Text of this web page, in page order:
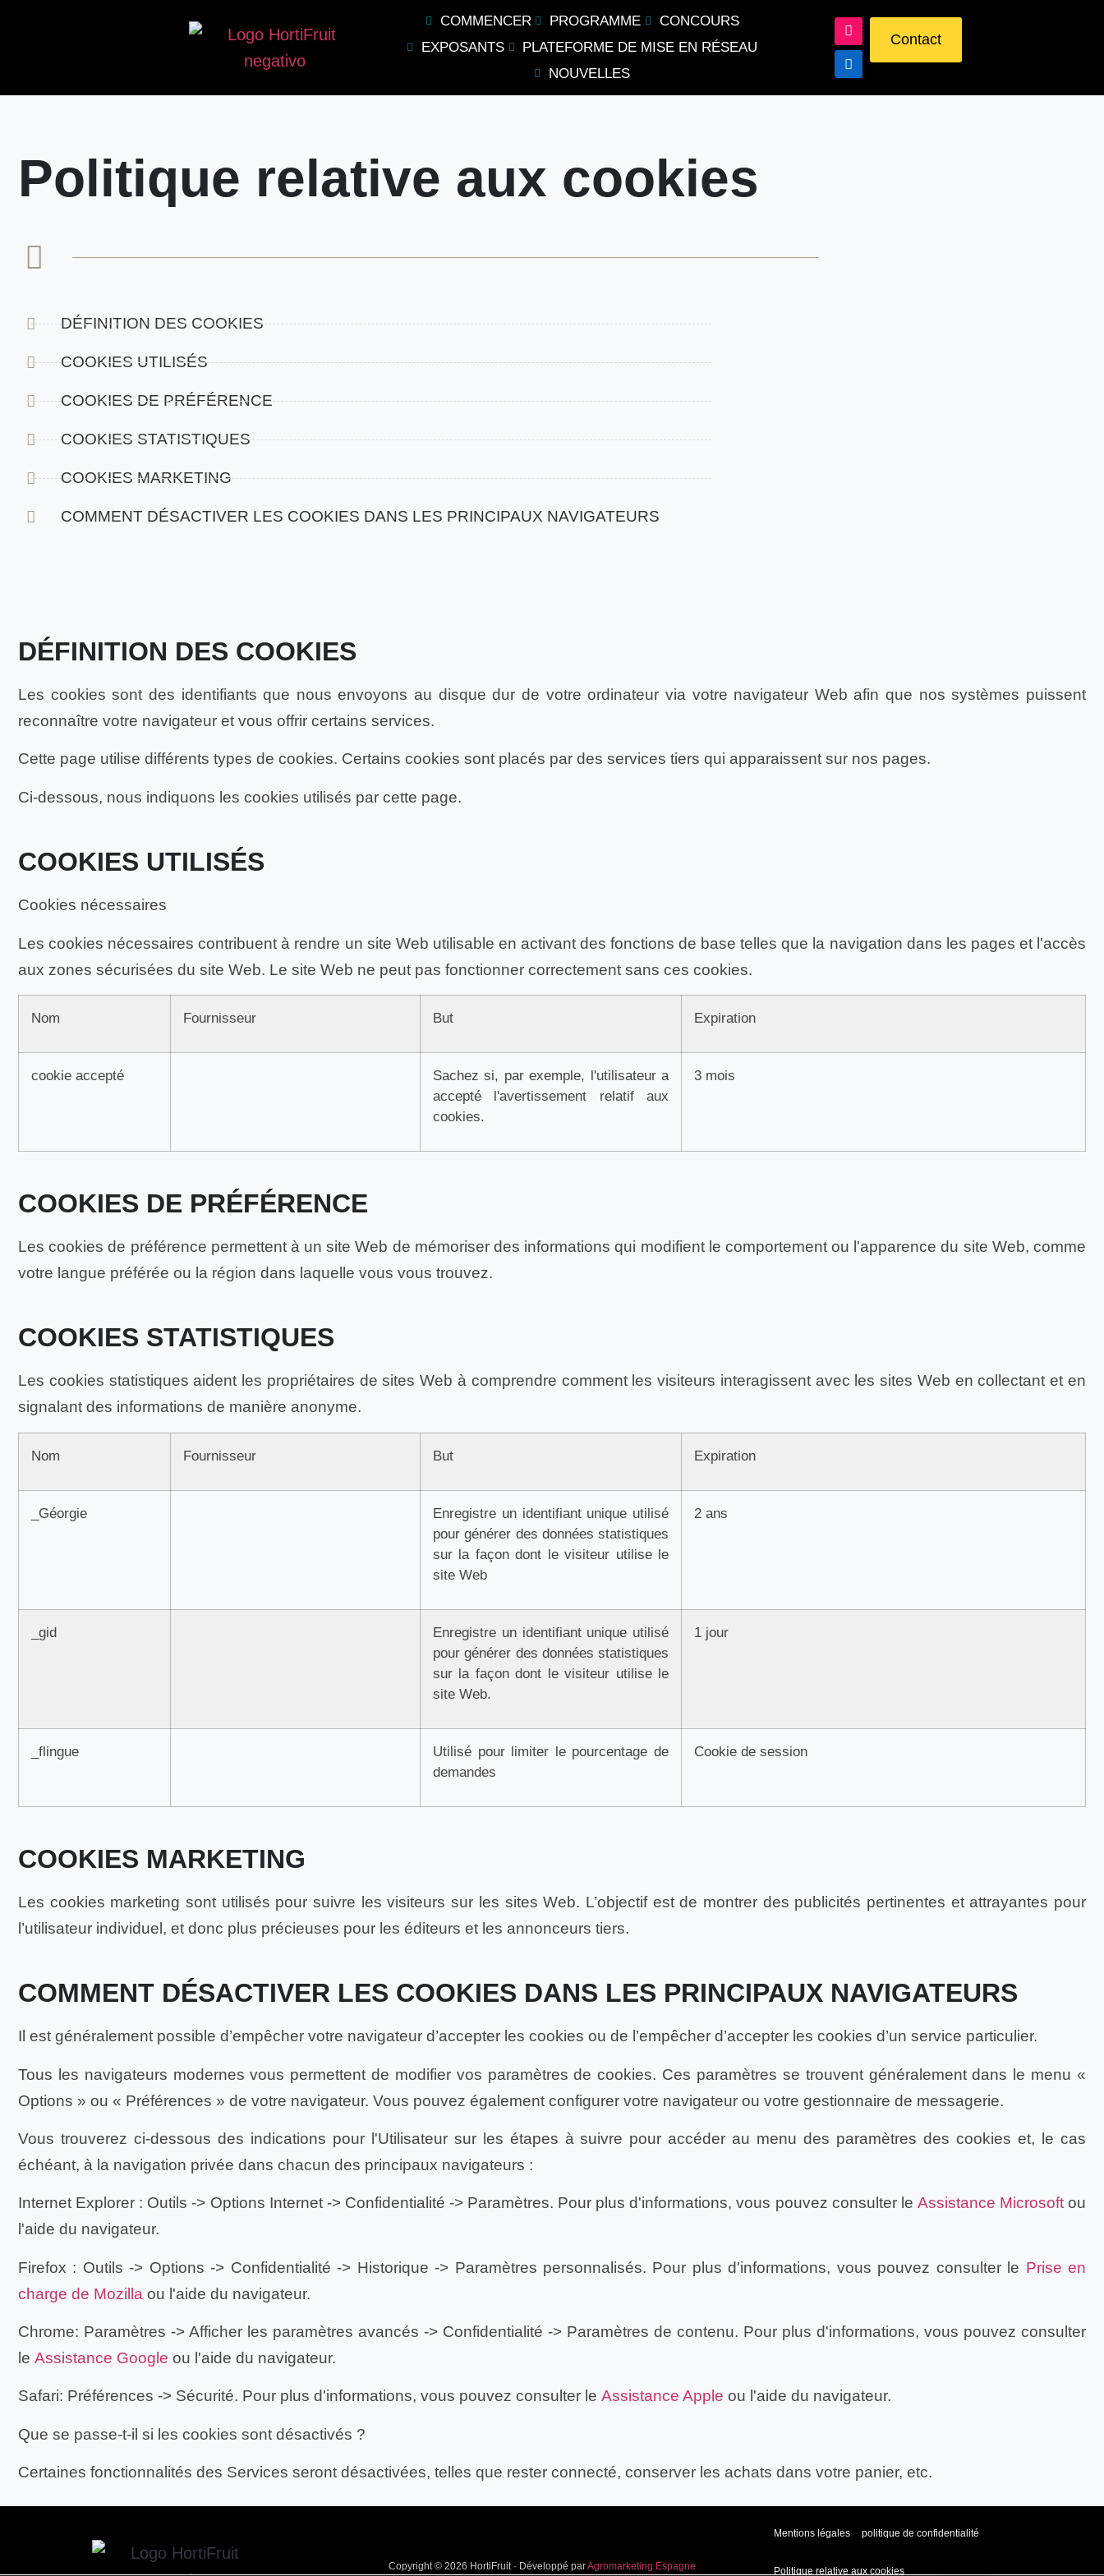
COMMENCER PROGRAMME
CONCOURS
EXPOSANTS
PLATEFORME DE MISE EN RÉSEAU
NOUVELLES
Contact
Politique relative aux cookies
DÉFINITION DES COOKIES
COOKIES UTILISÉS
COOKIES DE PRÉFÉRENCE
COOKIES STATISTIQUES
COOKIES MARKETING
COMMENT DÉSACTIVER LES COOKIES DANS LES PRINCIPAUX NAVIGATEURS
DÉFINITION DES COOKIES
Les cookies sont des identifiants que nous envoyons au disque dur de votre ordinateur via votre navigateur Web afin que nos systèmes puissent
reconnaître votre navigateur et vous offrir certains services.
Cette page utilise différents types de cookies. Certains cookies sont placés par des services tiers qui apparaissent sur nos pages.
Ci-dessous, nous indiquons les cookies utilisés par cette page.
COOKIES UTILISÉS
Cookies nécessaires
Les cookies nécessaires contribuent à rendre un site Web utilisable en activant des fonctions de base telles que la navigation dans les pages et l'accès
aux zones sécurisées du site Web. Le site Web ne peut pas fonctionner correctement sans ces cookies.
Nom Fournisseur But Expiration
cookie accepté
Sachez si, par exemple, l'utilisateur a
accepté l'avertissement relatif aux
cookies.
3 mois
COOKIES DE PRÉFÉRENCE
Les cookies de préférence permettent à un site Web de mémoriser des informations qui modifient le comportement ou l'apparence du site Web, comme
votre langue préférée ou la région dans laquelle vous vous trouvez.
COOKIES STATISTIQUES
Les cookies statistiques aident les propriétaires de sites Web à comprendre comment les visiteurs interagissent avec les sites Web en collectant et en
signalant des informations de manière anonyme.
Nom Fournisseur But Expiration
_Géorgie
Enregistre un identifiant unique utilisé
pour générer des données statistiques
sur la façon dont le visiteur utilise le
site Web
2 ans
_gid
Enregistre un identifiant unique utilisé
pour générer des données statistiques
sur la façon dont le visiteur utilise le
site Web.
1 jour
_flingue
Utilisé pour limiter le pourcentage de
demandes
Cookie de session
COOKIES MARKETING
Les cookies marketing sont utilisés pour suivre les visiteurs sur les sites Web. L’objectif est de montrer des publicités pertinentes et attrayantes pour
l’utilisateur individuel, et donc plus précieuses pour les éditeurs et les annonceurs tiers.
COMMENT DÉSACTIVER LES COOKIES DANS LES PRINCIPAUX NAVIGATEURS
Il est généralement possible d’empêcher votre navigateur d’accepter les cookies ou de l’empêcher d’accepter les cookies d’un service particulier.
Tous les navigateurs modernes vous permettent de modifier vos paramètres de cookies. Ces paramètres se trouvent généralement dans le menu «
Options » ou « Préférences » de votre navigateur. Vous pouvez également configurer votre navigateur ou votre gestionnaire de messagerie.
Vous trouverez ci-dessous des indications pour l'Utilisateur sur les étapes à suivre pour accéder au menu des paramètres des cookies et, le cas
échéant, à la navigation privée dans chacun des principaux navigateurs :
Internet Explorer : Outils -> Options Internet -> Confidentialité -> Paramètres. Pour plus d'informations, vous pouvez consulter le Assistance Microsoftou
l'aide du navigateur.
Firefox : Outils -> Options -> Confidentialité -> Historique -> Paramètres personnalisés. Pour plus d'informations, vous pouvez consulter le Prise en
charge de Mozilla ou l'aide du navigateur.
Chrome: Paramètres -> Afficher les paramètres avancés -> Confidentialité -> Paramètres de contenu. Pour plus d'informations, vous pouvez consulter
le Assistance Google ou l'aide du navigateur.
Safari: Préférences -> Sécurité. Pour plus d'informations, vous pouvez consulter le Assistance Apple ou l'aide du navigateur.
Que se passe-t-il si les cookies sont désactivés ?
Certaines fonctionnalités des Services seront désactivées, telles que rester connecté, conserver les achats dans votre panier, etc.
Copyright © 2026 HortiFruit · Développé parAgromarketing Espagne
Mentions légales politique de confidentialité
Politique relative aux cookies